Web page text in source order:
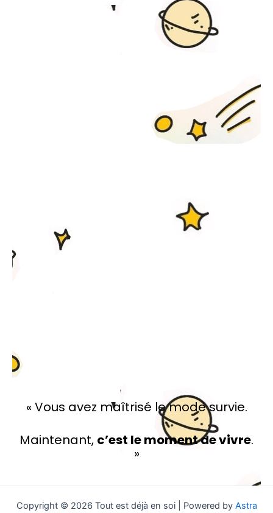
« Vous avez maîtrisé le mode survie.
Maintenant, c’est le moment de vivre.
»
Copyright © 2026 Tout est déjà en soi | Powered by Astra